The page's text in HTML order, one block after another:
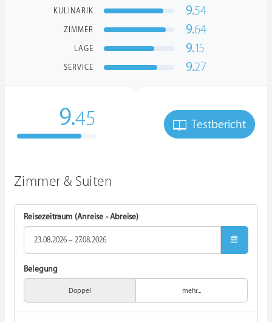
KULINARIK 9.54
ZIMMER 9.64
LAGE 9.15
SERVICE 9.27
9.45 Testbericht
Zimmer & Suiten
Reisezeitraum (Anreise - Abreise)
Belegung
Doppel mehr...